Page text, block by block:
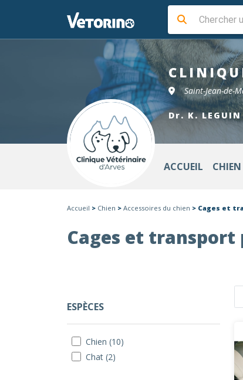
Saint-Jean-de-
Dr. K. LEGUIN
ACCUEIL CHIEN
Accueil > Chien > Accessoires du chien > Cages et
Cages et transport
ESPÈCES
Chien (10)
Chat (2)